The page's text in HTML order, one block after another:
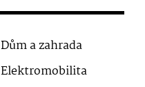
Dům a zahrada
Elektromobilita